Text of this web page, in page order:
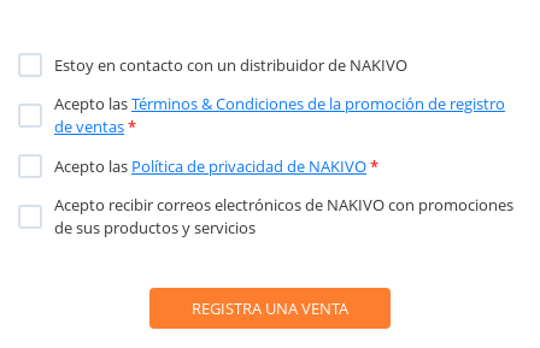
Estoy en contacto con un distribuidor de NAKIVO
Acepto lasTérminos & Condiciones de la promoción de registro
de ventas*
Acepto las Política de privacidad de NAKIVO*
Acepto recibir correos electrónicos de NAKIVO con promociones
de sus productos y servicios